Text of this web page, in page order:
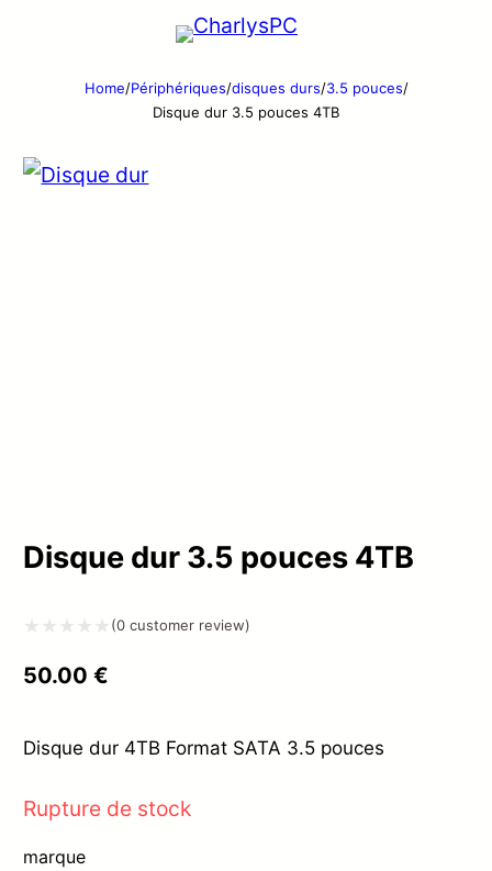
Home/Périphériques/disques durs/3.5 pouces/
Disque dur 3.5 pouces 4TB
Disque dur 3.5 pouces 4TB
0
5
(0 customer review)
50.00€
Disque dur 4TB Format SATA 3.5 pouces
Rupture de stock
marque